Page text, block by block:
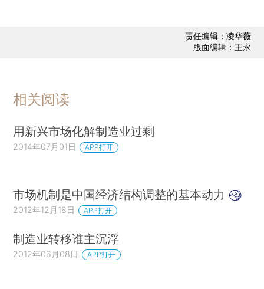
责任编辑：凌华薇
版面编辑：王永
相关阅读
用新兴市场化解制造业过剩
2014年07月01日 APP打开
市场机制是中国经济结构调整的基本动力
2012年12月18日 APP打开
制造业转移谁主沉浮
2012年06月08日 APP打开